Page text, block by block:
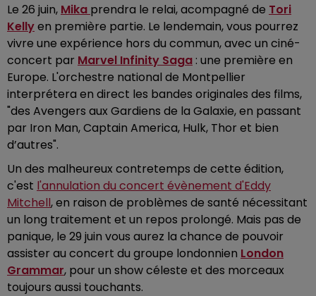
Le 26 juin, Mika prendra le relai, acompagné de Tori
Kellyen première partie. Le lendemain, vous pourrez
vivre une expérience hors du commun, avec un ciné-
concert par Marvel Infinity Saga : une première en
Europe. L'orchestre national de Montpellier
interprétera en direct les bandes originales des films,
"des Avengers aux Gardiens de la Galaxie, en passant
par Iron Man, Captain America, Hulk, Thor et bien
d’autres".
Un des malheureux contretemps de cette édition,
c'est l'annulation du concert évènement d'Eddy
Mitchell, en raison de problèmes de santé nécessitant
un long traitement et un repos prolongé. Mais pas de
panique, le 29 juin vous aurez la chance de pouvoir
assister au concert du groupe londonnien London
Grammar, pour un show céleste et des morceaux
toujours aussi touchants.